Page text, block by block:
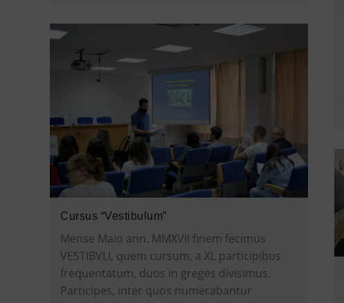
Cursus “Vestibulum”
Mense Maio ann. MMXVII finem fecimus
VESTIBVLI, quem cursum, a XL participibus
frequentatum, duos in greges divisimus.
Participes, inter quos numerabantur